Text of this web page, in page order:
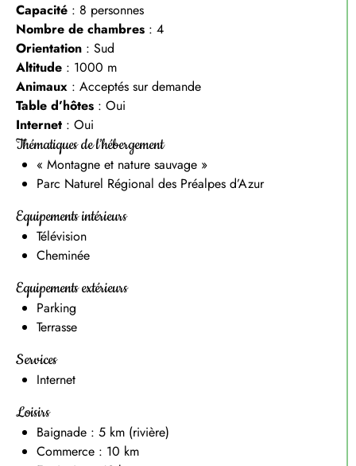
Capacité : 8 personnes
Nombre de chambres : 4
Orientation : Sud
Altitude : 1000 m
Animaux : Acceptés sur demande
Table d’hôtes : Oui
Internet : Oui
Thématiques de l’hébergement
« Montagne et nature sauvage »
Parc Naturel Régional des Préalpes d’Azur
Equipements intérieurs
Télévision
Cheminée
Equipements extérieurs
Parking
Terrasse
Services
Internet
Loisirs
Baignade : 5 km (rivière)
Commerce : 10 km